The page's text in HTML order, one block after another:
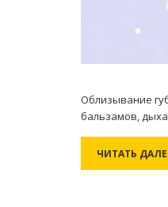
Облизывание
бальзамов,
ЧИТАТЬ